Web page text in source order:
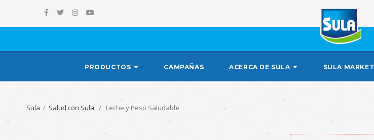
PRODUCTOS CAMPAÑAS ACERCA DE SULA SULA MARKET
Sula / Salud con Sula / Leche y Peso Saludable